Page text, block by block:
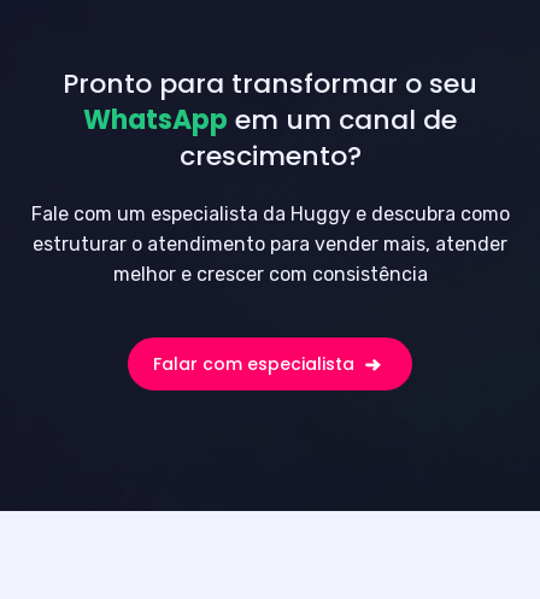
Pronto para transformar o seu
WhatsApp em um canal de
crescimento?
Fale com um especialista da Huggy e descubra como
estruturar o atendimento para vender mais, atender
melhor e crescer com consistência
Falar com especialista